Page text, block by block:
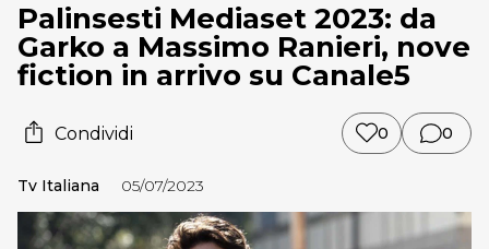
Palinsesti Mediaset 2023: da
Garko a Massimo Ranieri, nove
fiction in arrivo su Canale5
Condividi 0 0
Tv Italiana 05/07/2023